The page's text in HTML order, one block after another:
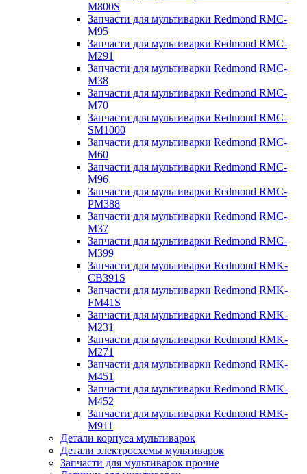
M800S
Запчасти для мультиварки Redmond RMC-
M95
Запчасти для мультиварки Redmond RMC-
M291
Запчасти для мультиварки Redmond RMC-
M38
Запчасти для мультиварки Redmond RMC-
M70
Запчасти для мультиварки Redmond RMC-
SM1000
Запчасти для мультиварки Redmond RMC-
M60
Запчасти для мультиварки Redmond RMC-
M96
Запчасти для мультиварки Redmond RMC-
PM388
Запчасти для мультиварки Redmond RMC-
M37
Запчасти для мультиварки Redmond RMC-
M399
Запчасти для мультиварки Redmond RMK-
CB391S
Запчасти для мультиварки Redmond RMK-
FM41S
Запчасти для мультиварки Redmond RMK-
M231
Запчасти для мультиварки Redmond RMK-
M271
Запчасти для мультиварки Redmond RMK-
M451
Запчасти для мультиварки Redmond RMK-
M452
Запчасти для мультиварки Redmond RMK-
M911
Детали корпуса мультиварок
Детали электросхемы мультиварок
Запчасти для мультиварок прочие